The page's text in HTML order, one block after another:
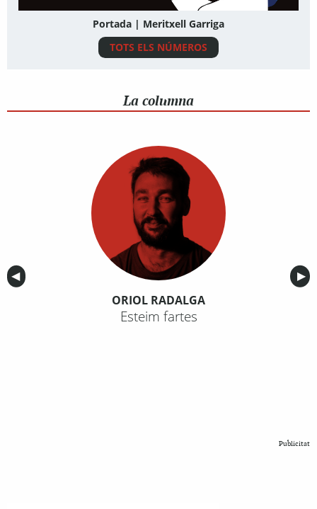
Portada | Meritxell Garriga
TOTS ELS NÚMEROS
La columna
Anterior
◀︎ ▶︎
ORIOL RADALGA
Esteim fartes
Publicitat